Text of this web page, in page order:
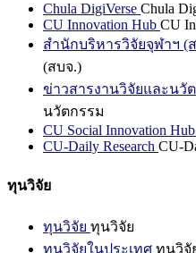
Chula DigiVerse Chula
CU Innovation Hub CU
สำนักบริหารวิจัยจุฬาฯ (
(สบจ.)
ข่าวสารงานวิจัยและนวั
นวัตกรรม
CU Social Innovation Hub
CU-Daily Research CU-
ทุนวิจัย
ทุนวิจัย ทุนวิจัย
ทุนวิจัยในประเทศ ทุนวิจั